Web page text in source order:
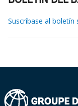
Suscríbase al